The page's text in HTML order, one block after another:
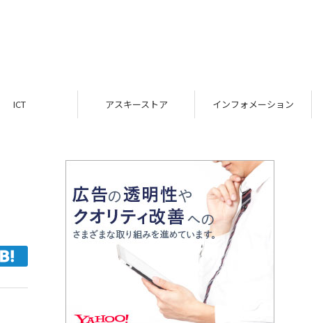
ICT アスキーストア インフォメーション